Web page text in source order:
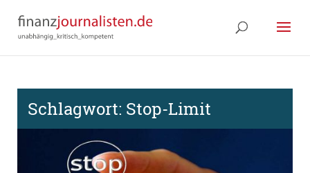
Schlagwort: Stop-Limit